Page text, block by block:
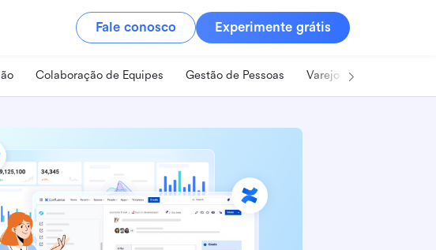
Fale conosco Experimente grátis
Colaboração de Equipes Gestão de Pessoas Varejo